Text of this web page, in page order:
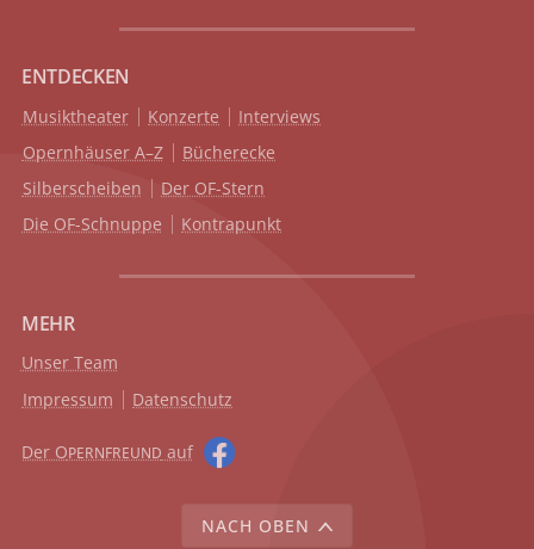
ENTDECKEN
Musiktheater Konzerte
Interviews
Opernhäuser A–Z
Bücherecke
Silberscheiben
Der OF-Stern
Die OF-Schnuppe
Kontrapunkt
MEHR
Unser Team
Impressum
Datenschutz
Der OPERNFREUND auf
NACH OBEN